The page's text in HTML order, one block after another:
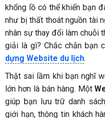
khổng lồ có thể khiến bạn
như bị thất thoát nguồn tài
nhân sự thay đổi làm chuỗi
giải là gì? Chắc chắn bạn
dựng Website du lịch.
Thật sai lầm khi bạn nghĩ
lớn hơn là bán hàng. Một
giúp bạn lưu trữ danh
giới hạn, thông tin khách